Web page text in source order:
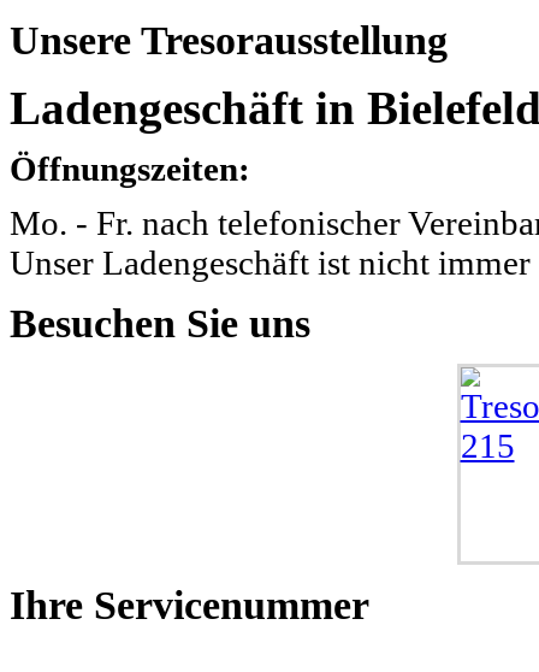
Unsere Tresorausstellung
Ladengeschäft in
Öffnungszeiten:
Mo. - Fr. nach telefonischer
Unser Ladengeschäft ist nicht immer
Besuchen Sie uns
Ihre Servicenummer